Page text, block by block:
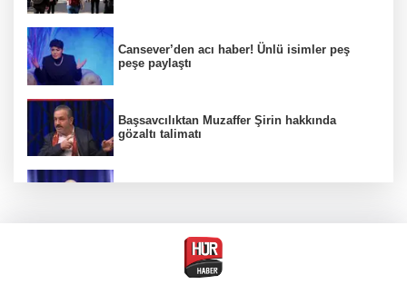
Cansever’den acı haber! Ünlü isimler peş
peşe paylaştı
Başsavcılıktan Muzaffer Şirin hakkında
gözaltı talimatı
Kıyı alanlarının işletilmesinde yeni yetki